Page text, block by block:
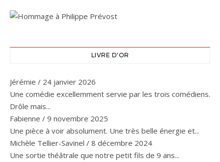
LIVRE D'OR
Jérémie / 24 janvier 2026
Une comédie excellemment servie par les trois comédiens.
Drôle mais...
Fabienne / 9 novembre 2025
Une pièce à voir absolument. Une très belle énergie et...
Michèle Tellier-Savinel / 8 décembre 2024
Une sortie théâtrale que notre petit fils de 9 ans...